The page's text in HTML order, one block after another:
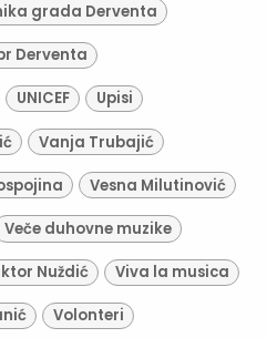
grada Derventa
Derventa
UNICEF Upisi
Vanja Trubajić
Vesna Milutinović
Veče duhovne muzike
Nuždić Viva la musica
Volonteri